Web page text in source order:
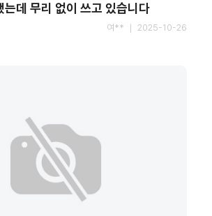
데 무리 없이 쓰고 있습니다
여** ｜ 2025-10-26